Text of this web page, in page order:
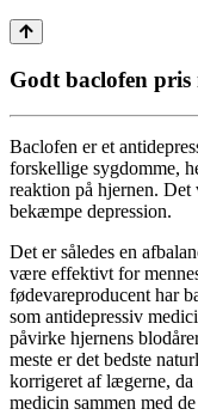
Godt baclofen pris
Baclofen er et
forskellige sygdomme,
reaktion på hjernen.
bekæmpe depression.
Det er således en
være effektivt for
fødevareproducent har
som antidepressiv
påvirke hjernens
meste er det bedste
korrigeret af lægerne, da
medicin sammen med